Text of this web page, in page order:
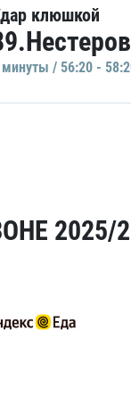
клюшкой
/ 56:20 -
2025/